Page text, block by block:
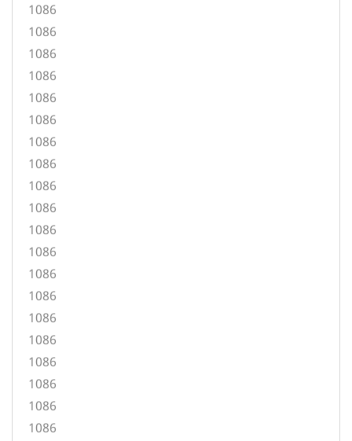
1086
1086
1086
1086
1086
1086
1086
1086
1086
1086
1086
1086
1086
1086
1086
1086
1086
1086
1086
1086